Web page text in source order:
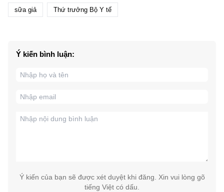
sữa giả Thứ trưởng Bộ Y tế
Ý kiến bình luận:
Ý kiến của bạn sẽ được xét duyệt khi đăng. Xin vui lòng gõ
tiếng Việt có dấu.